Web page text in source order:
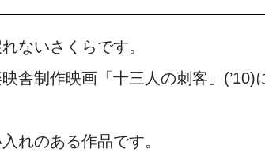
ないさくらです。
舎制作映画「十三人の刺客」
れのある作品です。